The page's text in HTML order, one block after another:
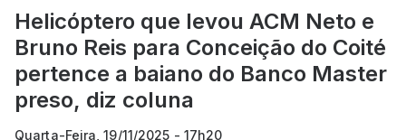
Helicóptero que levou ACM Neto e
Bruno Reis para Conceição do Coité
pertence a baiano do Banco Master
preso, diz coluna
Quarta-Feira, 19/11/2025 - 17h20